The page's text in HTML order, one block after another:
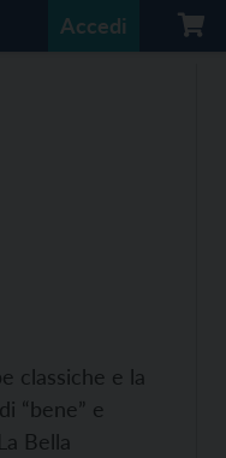
Accedi
classiche e la
“bene” e
Bella